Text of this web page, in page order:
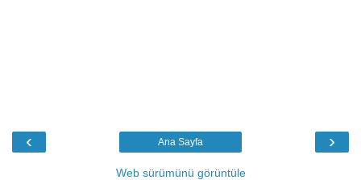
‹ ›
Ana Sayfa
Web sürümünü görüntüle